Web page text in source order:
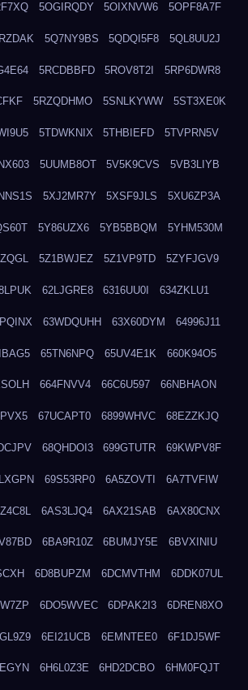
5OGIRQDY 5OIXNVW6 5OPF8A7F
5Q7NY9BS 5QDQI5F8 5QL8UU2J
5RCDBBFD 5ROV8T2I 5RP6DWR8
5RZQDHMO 5SNLKYWW 5ST3XE0K
5TDWKNIX 5THBIEFD 5TVPRN5V
5UUMB8OT 5V5K9CVS 5VB3LIYB
5XJ2MR7Y 5XSF9JLS 5XU6ZP3A
5Y86UZX6 5YB5BBQM 5YHM530M
5Z1BWJEZ 5Z1VP9TD 5ZYFJGV9
62LJGRE8 6316UU0I 634ZKLU1
63WDQUHH 63X60DYM 64996J11
65TN6NPQ 65UV4E1K 660K94O5
664FNVV4 66C6U597 66NBHAON
67UCAPT0 6899WHVC 68EZZKJQ
68QHDOI3 699GTUTR 69KWPV8F
69S53RP0 6A5ZOVTI 6A7TVFIW
6AS3LJQ4 6AX21SAB 6AX80CNX
6BA9R10Z 6BUMJY5E 6BVXINIU
6D8BUPZM 6DCMVTHM 6DDK07UL
6DO5WVEC 6DPAK2I3 6DREN8XO
6EI21UCB 6EMNTEE0 6F1DJ5WF
6H6L0Z3E 6HD2DCBO 6HM0FQJT